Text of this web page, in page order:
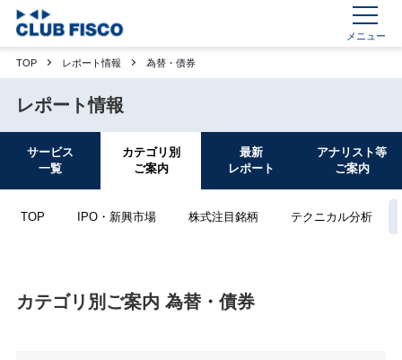
メニュー
TOP レポート情報 為替・債券
レポート情報
サービス
一覧
カテゴリ別
ご案内
TOP IPO・新興市場 株式注目銘柄 テクニカル分析
最新
レポート
アナリスト等
ご案内
カテゴリ別ご案内 為替・債券